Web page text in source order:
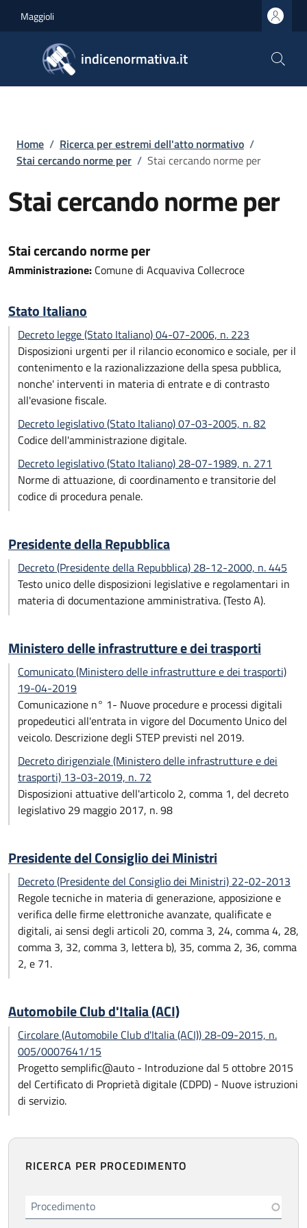
Maggioli
indicenormativa.it
Briciole di pane
Home / Ricerca per estremi dell'atto normativo /
Stai cercando norme per / Stai cercando norme per
Stai cercando norme per
Stai cercando norme per
Amministrazione: Comune di Acquaviva Collecroce
Stato Italiano
Decreto legge (Stato Italiano) 04-07-2006, n. 223
Disposizioni urgenti per il rilancio economico e sociale, per il
contenimento e la razionalizzazione della spesa pubblica,
nonche' interventi in materia di entrate e di contrasto
all'evasione fiscale.
Decreto legislativo (Stato Italiano) 07-03-2005, n. 82
Codice dell'amministrazione digitale.
Decreto legislativo (Stato Italiano) 28-07-1989, n. 271
Norme di attuazione, di coordinamento e transitorie del
codice di procedura penale.
Presidente della Repubblica
Decreto (Presidente della Repubblica) 28-12-2000, n. 445
Testo unico delle disposizioni legislative e regolamentari in
materia di documentazione amministrativa. (Testo A).
Ministero delle infrastrutture e dei trasporti
Comunicato (Ministero delle infrastrutture e dei trasporti)
19-04-2019
Comunicazione n° 1- Nuove procedure e processi digitali
propedeutici all'entrata in vigore del Documento Unico del
veicolo. Descrizione degli STEP previsti nel 2019.
Decreto dirigenziale (Ministero delle infrastrutture e dei
trasporti) 13-03-2019, n. 72
Disposizioni attuative dell'articolo 2, comma 1, del decreto
legislativo 29 maggio 2017, n. 98
Presidente del Consiglio dei Ministri
Decreto (Presidente del Consiglio dei Ministri) 22-02-2013
Regole tecniche in materia di generazione, apposizione e
verifica delle firme elettroniche avanzate, qualificate e
digitali, ai sensi degli articoli 20, comma 3, 24, comma 4, 28,
comma 3, 32, comma 3, lettera b), 35, comma 2, 36, comma
2, e 71.
Automobile Club d'Italia (ACI)
Circolare (Automobile Club d'Italia (ACI)) 28-09-2015, n.
005/0007641/15
Progetto semplific@auto - Introduzione dal 5 ottobre 2015
del Certificato di Proprietà digitale (CDPD) - Nuove istruzioni
di servizio.
RICERCA PER PROCEDIMENTO
Procedimento